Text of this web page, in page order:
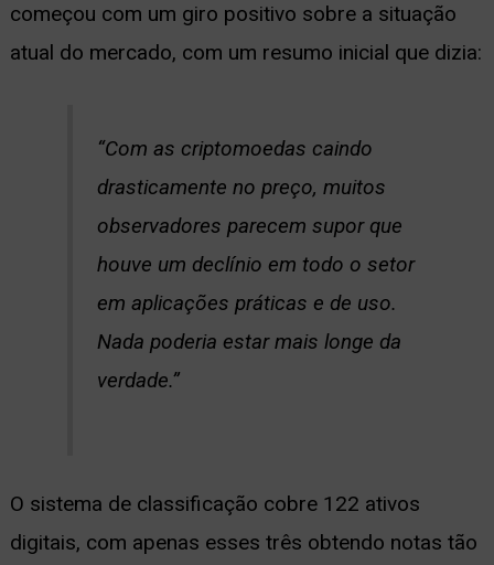
começou com um giro positivo sobre a situação
atual do mercado, com um resumo inicial que dizia:
“Com as criptomoedas caindo
drasticamente no preço, muitos
observadores parecem supor que
houve um declínio em todo o setor
em aplicações práticas e de uso.
Nada poderia estar mais longe da
verdade.”
O sistema de classificação cobre 122 ativos
digitais, com apenas esses três obtendo notas tão